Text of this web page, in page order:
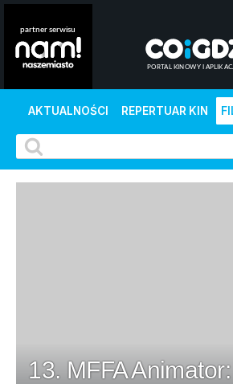
AKTUALNOŚCI REPERTUAR KIN
13. MFFA